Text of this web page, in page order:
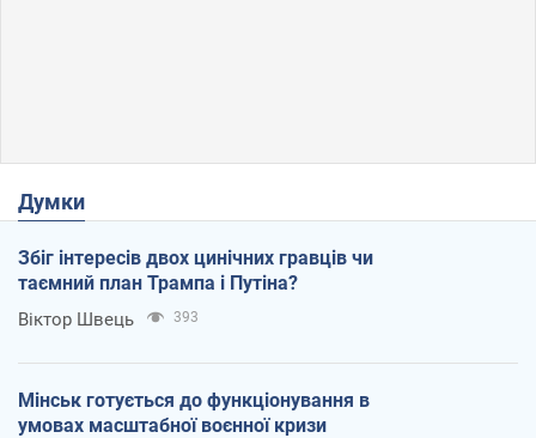
Думки
Збіг інтересів двох цинічних гравців чи
таємний план Трампа і Путіна?
Віктор Швець 393
Мінськ готується до функціонування в
умовах масштабної воєнної кризи